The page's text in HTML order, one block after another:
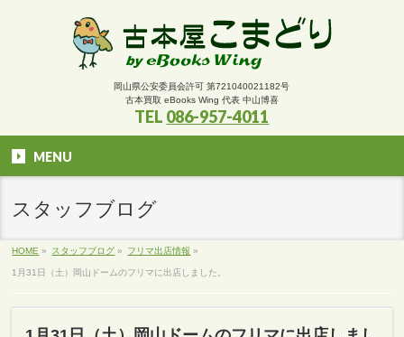
岡山県公安委員会許可 第721040021182号
古本買取 eBooks Wing 代表 中山博喜
TEL 086-957-4011
MENU
スタッフブログ
HOME » スタッフブログ » フリマ出店情報 »
1月31日（土）岡山ドームのフリマに出店しました。